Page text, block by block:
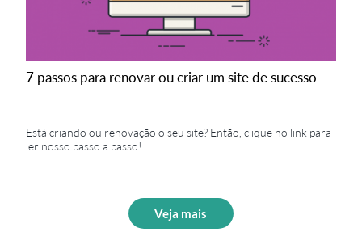
7 passos para renovar ou criar um site de sucesso
Está criando ou renovação o seu site? Então, clique no link para
ler nosso passo a passo!
Veja mais